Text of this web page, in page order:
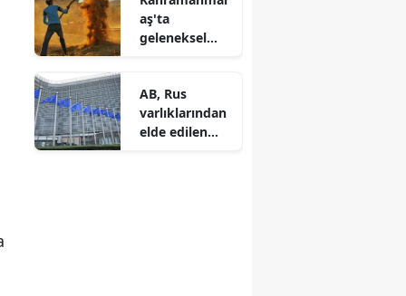
aş'ta
geleneksel
yapılıyor
AB, Rus
varlıklarından
elde edilen